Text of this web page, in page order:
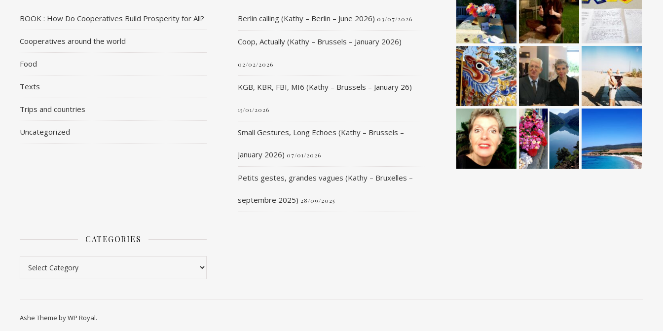
BOOK : How Do Cooperatives Build Prosperity for All?
Cooperatives around the world
Food
Texts
Trips and countries
Uncategorized
Berlin calling (Kathy – Berlin – June 2026) 03/07/2026
Coop, Actually (Kathy – Brussels – January 2026)
02/02/2026
KGB, KBR, FBI, MI6 (Kathy – Brussels – January 26)
15/01/2026
Small Gestures, Long Echoes (Kathy – Brussels –
January 2026) 07/01/2026
Petits gestes, grandes vagues (Kathy – Bruxelles –
septembre 2025) 28/09/2025
CATEGORIES
Ashe Theme byWP Royal.